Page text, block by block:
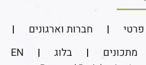
חברות וארגונים
מתכונים בלוג EN